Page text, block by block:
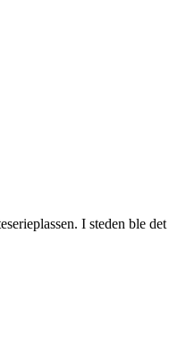
I steden ble det